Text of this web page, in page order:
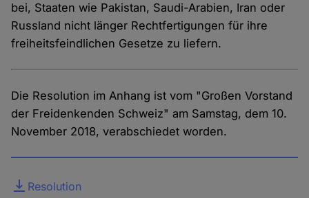
bei, Staaten wie Pakistan, Saudi-Arabien, Iran oder
Russland nicht länger Rechtfertigungen für ihre
freiheitsfeindlichen Gesetze zu liefern.
Die Resolution im Anhang ist vom "Großen Vorstand
der Freidenkenden Schweiz" am Samstag, dem 10.
November 2018, verabschiedet worden.
DateiResolution